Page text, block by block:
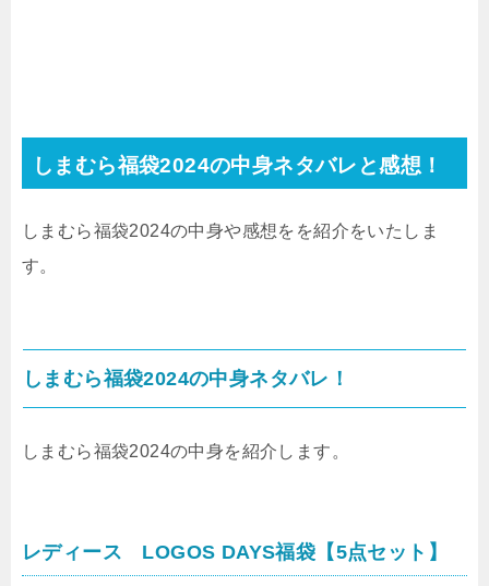
しまむら福袋2024の中身ネタバレと感想！
しまむら福袋2024の中身や感想をを紹介をいたしま
す。
しまむら福袋2024の中身ネタバレ！
しまむら福袋2024の中身を紹介します。
レディース LOGOS DAYS福袋【5点セット】